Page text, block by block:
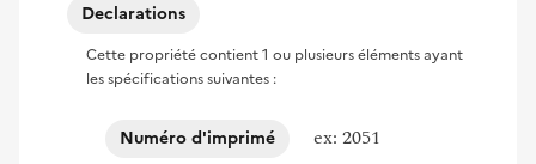
Declarations
Cette propriété contient 1 ou plusieurs éléments ayant
les spécifications suivantes :
Numéro d'imprimé ex: 2051